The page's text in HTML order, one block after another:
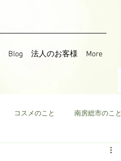
Blog 法人のお客様 More
コスメのこと 南房総市のこと